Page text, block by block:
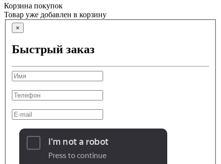
Корзина покупок
Товар уже добавлен в корзину
×
Быстрый заказ